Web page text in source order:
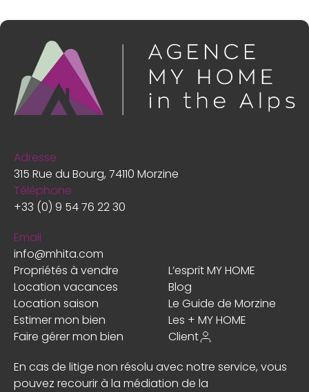
Propriétés à vendre
L’esprit MY HOME
Location vacances
Blog
Location saison
Le Guide de Morzine
Estimer mon bien
Les + MY HOME
Faire gérer mon bien
Client
Adresse
315 Rue du Bourg, 74110 Morzine
Téléphone
+33 (0) 9 54 76 22 30
Email
info@mhita.com
En cas de litige non résolu avec notre service, vous
pouvez recourir à la médiation de la